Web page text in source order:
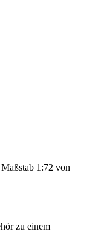
1:72 von
zu einem